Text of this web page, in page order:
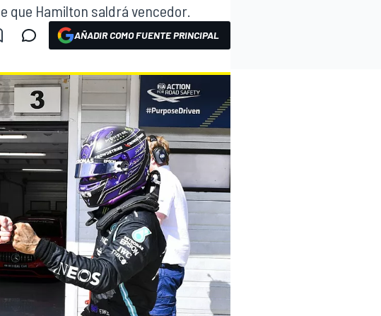
que Hamilton saldrá vencedor.
AÑADIR COMO FUENTE PRINCIPAL